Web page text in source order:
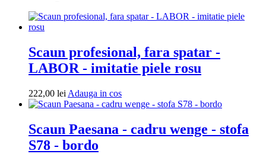
imitatie
piele
mov/rozScaun profesional, fara spatar -
LABOR - imitatie piele rosu
222,00 lei Adauga in cosAdauga
in
Scaun Paesana - cadru wenge - stofa
S78 - bordo